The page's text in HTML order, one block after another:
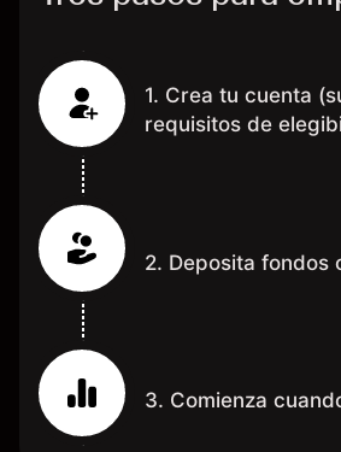
1. Crea tu cuenta
requisitos de
2. Deposita fondos
3. Comienza